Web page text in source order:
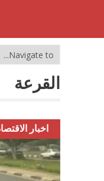
القرعة
اخبار